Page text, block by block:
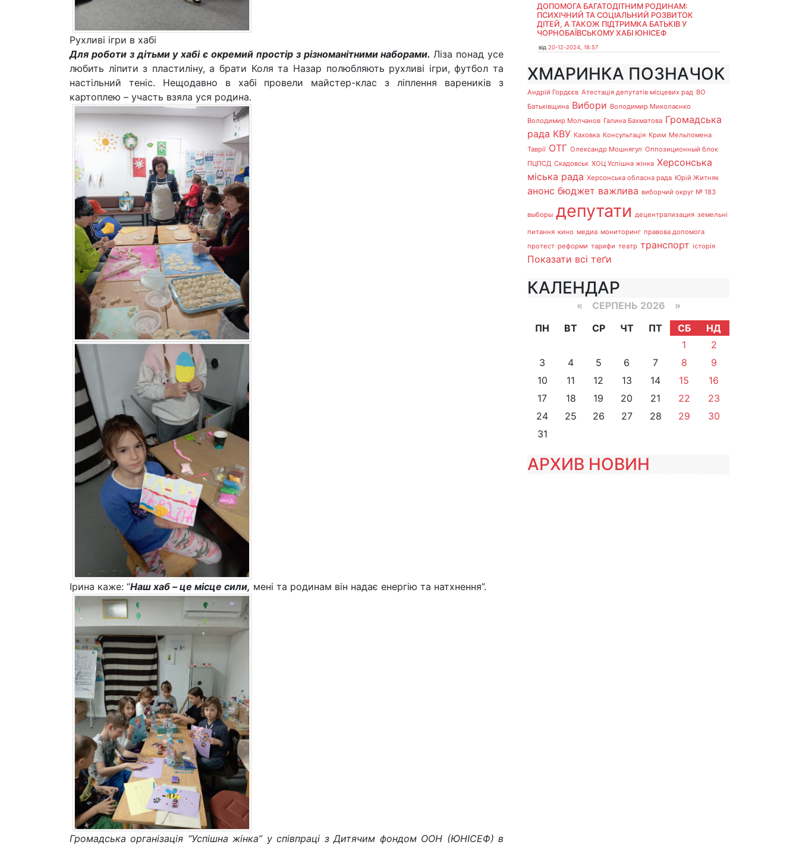
Рухливі ігри в хабі
Для роботи з дітьми у хабі є окремий простір з різноманітними наборами.Ліза понад усе
любить ліпити з пластиліну, а брати Коля та Назар полюбляють рухливі ігри, футбол та
настільний теніс. Нещодавно в хабі провели майстер-клас з ліплення вареників з
картоплею – участь взяла уся родина.
Ірина каже: “Наш хаб – це місце сили, мені та родинам він надає енергію та натхнення”.
Громадська організація “Успішна жінка” у співпраці з Дитячим фондом ООН (ЮНІСЕФ) в
ДОПОМОГА БАГАТОДІТНИМ РОДИНАМ:
ПСИХІЧНИЙ ТА СОЦІАЛЬНИЙ РОЗВИТОК
ДІТЕЙ, А ТАКОЖ ПІДТРИМКА БАТЬКІВ У
ЧОРНОБАЇВСЬКОМУ ХАБІ ЮНІСЕФ
від 20-12-2024, 18:57
ХМАРИНКА ПОЗНАЧОК
Андрій Гордєєв Атестація депутатів місцевих рад ВО
Батьківщина Вибори Володимир Миколаєнко
Володимир Молчанов Галина Бахматова Громадська
рада КВУ Каховка Консультація Крим Мельпомена
Таврії ОТГ Олександр Мошнягул Оппозиционный блок
ПЦПСД Скадовськ ХОЦ Успішна жінка Херсонська
міська рада Херсонська обласна рада Юрій Житняк
анонс бюджет важлива виборчий округ № 183
выборы депутати децентрализация земельні
питання кино медиа мониторинг правова допомога
протест реформи тарифи театр транспорт історія
Показати всі теґи
КАЛЕНДАР
« СЕРПЕНЬ 2026 »
ПН
ВТ СР ЧТ ПТ СБ
НД
1
2
3
4 5 6 7 8
9
10
11 12 13 14 15
16
17
18 19 20 21 22
23
24
25 26 27 28 29
30
31
АРХИВ НОВИН